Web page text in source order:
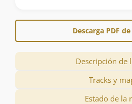
Descarga PDF
Descripción de
Tracks y
Estado de la